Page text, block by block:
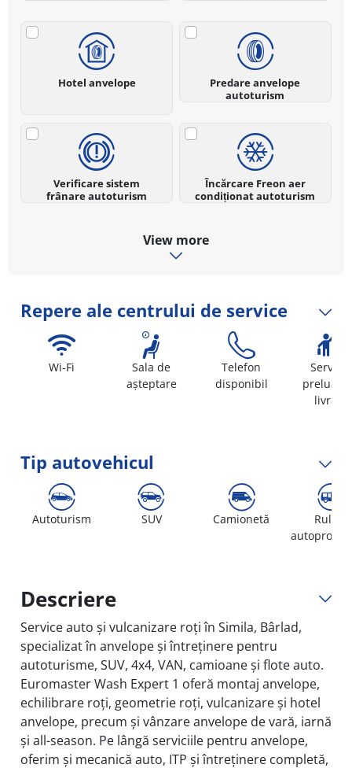
Hotel anvelope
Predare anvelope
autoturism
Verificare sistem
frânare autoturism
Încărcare Freon aer
condiționat autoturism
View more
Repere ale centrului de service
Wi-Fi
Sala de
așteptare
Telefon
disponibil
Serviciu
preluare
livrare
Tip autovehicul
Autoturism SUV Camionetă
Rulotă
Descriere
Service auto și vulcanizare roți în Simila, Bârlad,
specializat în anvelope și întreținere pentru
autoturisme, SUV, 4x4, VAN, camioane și flote auto.
Euromaster Wash Expert 1 oferă montaj anvelope,
echilibrare roți, geometrie roți, vulcanizare și hotel
anvelope, precum și vânzare anvelope de vară, iarnă
și all-season. Pe lângă serviciile pentru anvelope,
oferim și mecanică auto, ITP și întreținere completă,